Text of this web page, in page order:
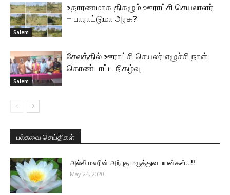
Salem
உதாரணமாக திகழும் ஊராட்சி செயலாளர்
– பாராட்டுமா அரசு?
Salem
சேலத்தில் ஊராட்சி செயலர் எழுச்சி நாள்
கொண்டாட்ட நிகழ்வு
பல்சுவை செய்திகள்
அல்லி மலரின் அற்புத மருத்துவ பயன்கள்…!!
May 24, 2020